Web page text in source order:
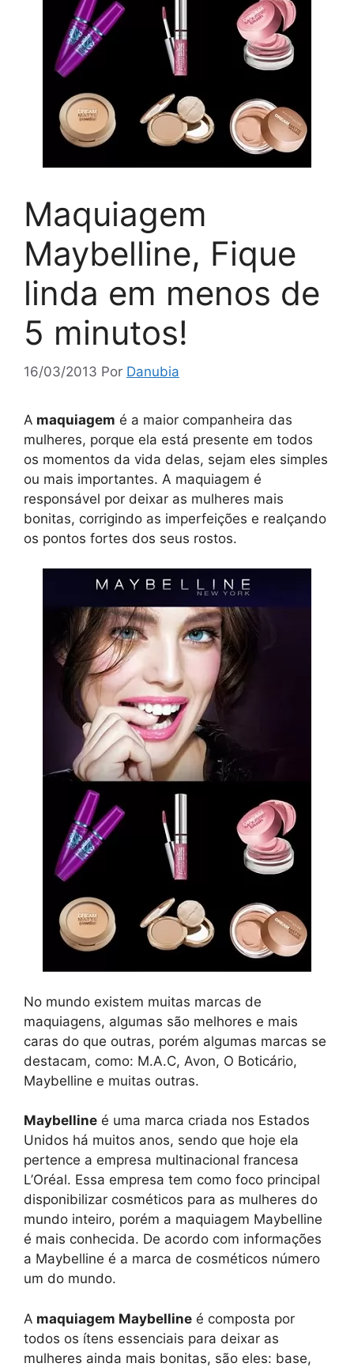
Maquiagem
Maybelline, Fique
linda em menos de
5 minutos!
16/03/2013 Por Danubia
A maquiagem é a maior companheira das
mulheres, porque ela está presente em todos
os momentos da vida delas, sejam eles simples
ou mais importantes. A maquiagem é
responsável por deixar as mulheres mais
bonitas, corrigindo as imperfeições e realçando
os pontos fortes dos seus rostos.
No mundo existem muitas marcas de
maquiagens, algumas são melhores e mais
caras do que outras, porém algumas marcas se
destacam, como: M.A.C, Avon, O Boticário,
Maybelline e muitas outras.
Maybelline é uma marca criada nos Estados
Unidos há muitos anos, sendo que hoje ela
pertence a empresa multinacional francesa
L’Oréal. Essa empresa tem como foco principal
disponibilizar cosméticos para as mulheres do
mundo inteiro, porém a maquiagem Maybelline
é mais conhecida. De acordo com informações
a Maybelline é a marca de cosméticos número
um do mundo.
A maquiagem Maybelline é composta por
todos os ítens essenciais para deixar as
mulheres ainda mais bonitas, são eles: base,